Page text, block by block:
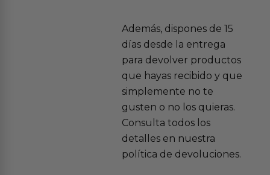
Además, dispones de 15
días desde la entrega
para devolver productos
que hayas recibido y que
simplemente no te
gusten o no los quieras.
Consulta todos los
detalles en nuestra
política de devoluciones.